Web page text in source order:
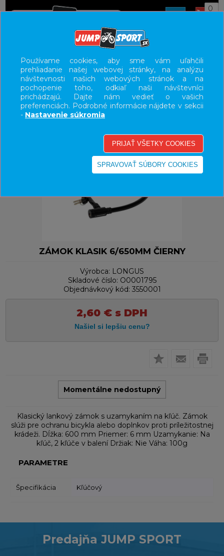
0
UŽÍVATEĽSKÝ PANEL
KATEGÓRIE
HLAVNÉ MENU
ZÁMOK KLASIK 6/650MM ČIERNY
Výrobca: LONGUS
Skladové číslo: O0001795
Objednávkový kód: 3550001
2,60 € s DPH
Momentálne nedostupný
Klasický lankový zámok s uzamykaním na kľúč. Zámok
slúži pre ochranu bicykla alebo doplnkov proti príležitostnej
krádeži. Dĺžka: 600 mm Priemer: 6 mm Uzamykanie: Na
kľúč, 2 kľúče v balení Držiak: Nie Váha: 100g
PARAMETRE
Špecifikácia Kľúčový
Predajňa JUMP SPORT
Používame cookies, aby sme vám uľahčili
prehliadanie našej webovej stránky, na analýzu
návštevnosti našich webových stránok a na
pochopenie toho, odkiaľ naši návštevníci
prichádzajú. Dajte nám vedieť o vašich
preferenciách. Podrobné informácie nájdete v sekcii
- Nastavenie súkromia